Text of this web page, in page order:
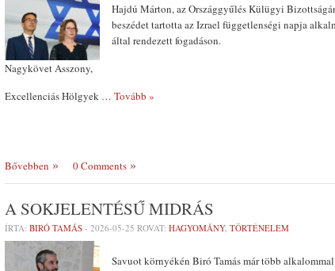
Hajdú Márton, az Országgyűlés Külügyi
beszédet tartotta az Izrael függetlenségi napja
által rendezett fogadáson.
Nagykövet Asszony,
Excellenciás Hölgyek … Tovább »
Bővebben 0 Comments
A SOKJELENTÉSŰ MIDRÁS
ÍRTA: BIRÓ TAMÁS - 2026-05-25 ROVAT: HAGYOMÁNY, TÖRTÉNELEM
Savuot környékén Biró Tamás már több